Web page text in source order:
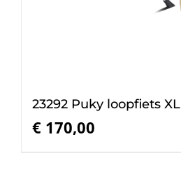
23292 Puky loopfiets XL
€ 170,00